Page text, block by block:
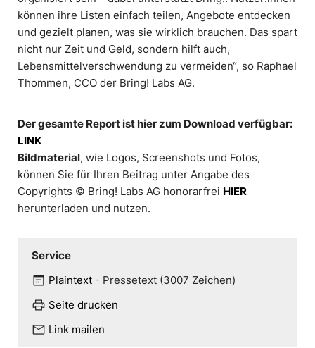
können ihre Listen einfach teilen, Angebote entdecken
und gezielt planen, was sie wirklich brauchen. Das spart
nicht nur Zeit und Geld, sondern hilft auch,
Lebensmittelverschwendung zu vermeiden“, so Raphael
Thommen, CCO der Bring! Labs AG.
Der gesamte Report ist hier zum Download verfügbar:
LINK
Bildmaterial, wie Logos, Screenshots und Fotos,
können Sie für Ihren Beitrag unter Angabe des
Copyrights © Bring! Labs AG honorarfrei HIER
herunterladen und nutzen.
Service
wysiwyg Plaintext - Pressetext (3007 Zeichen)
print Seite drucken
mail Link mailen